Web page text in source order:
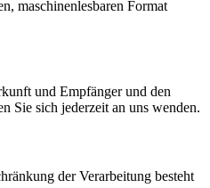
maschinenlesbaren Format
und Empfänger und den
Sie sich jederzeit an uns wenden.
der Verarbeitung besteht